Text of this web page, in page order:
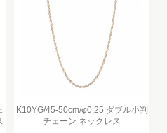
K10YG/45-50cm/φ0.25 ダブル小判
チェーン ネックレス